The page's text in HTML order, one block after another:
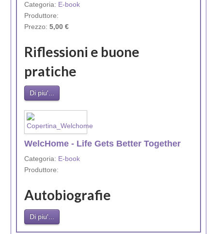
Categoria: E-book
Produttore:
Prezzo: 5,00 €
Riflessioni e buone
pratiche
Di piu'...
WelcHome - Life Gets Better Together
Categoria: E-book
Produttore:
Autobiografie
Di piu'...